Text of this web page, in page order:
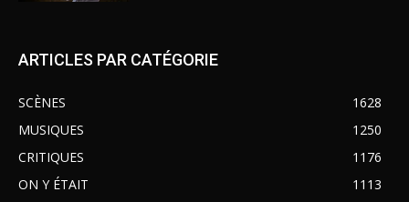
ARTICLES PAR CATÉGORIE
SCÈNES
1628
MUSIQUES
1250
CRITIQUES
1176
ON Y ÉTAIT
1113